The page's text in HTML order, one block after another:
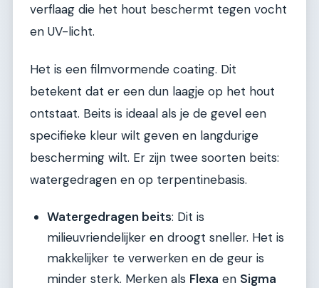
verflaag die het hout beschermt tegen vocht
en UV-licht.
Het is een filmvormende coating. Dit
betekent dat er een dun laagje op het hout
ontstaat. Beits is ideaal als je de gevel een
specifieke kleur wilt geven en langdurige
bescherming wilt. Er zijn twee soorten beits:
watergedragen en op terpentinebasis.
Watergedragen beits: Dit is
milieuvriendelijker en droogt sneller. Het is
makkelijker te verwerken en de geur is
minder sterk. Merken als Flexa en Sigma